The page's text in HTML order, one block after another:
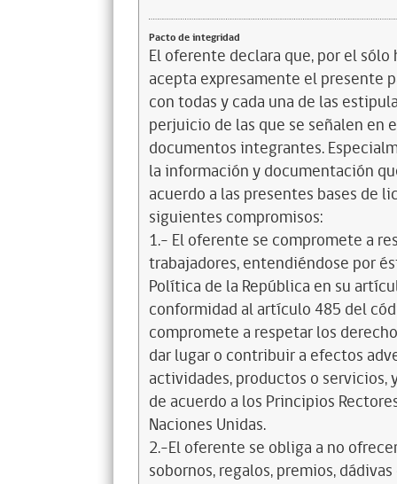
Pacto de integridad
El oferente declara que, por el
acepta expresamente el presente
con todas y cada una de las
perjuicio de las que se señalen en
documentos integrantes.
la información y documentación
acuerdo a las presentes bases de
siguientes compromisos:
1.- El oferente se compromete a
trabajadores, entendiéndose por
Política de la República en su
conformidad al artículo 485 del
compromete a respetar los
dar lugar o contribuir a efectos
actividades, productos o servicios,
de acuerdo a los Principios
Naciones Unidas.
2.-El oferente se obliga a no
sobornos, regalos, premios,